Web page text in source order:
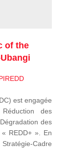
of the
est engagée
des
des
REDD+ ». En
Cadre